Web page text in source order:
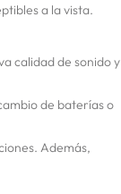
a la vista.
calidad de sonido y
de baterías o
Además,